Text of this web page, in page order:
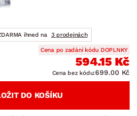
ihned na
3 prodejnách
Cena po zadání kódu DOPLNKY
594.15 Kč
Cena bez kódu:699.00 Kč
DO KOŠÍKU